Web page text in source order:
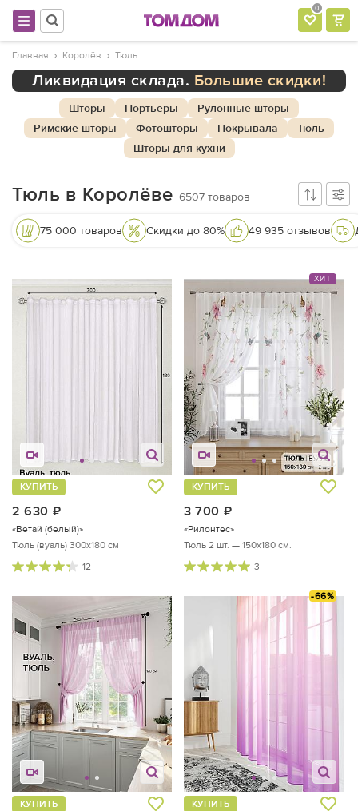
0
Главная Королёв Тюль
Ликвидация склада. Большие скидки!
Шторы Портьеры
Рулонные шторы
Римские шторы
Фотошторы Покрывала
Тюль
Шторы для кухни
Тюль в Королёве 6507 товаров
75 000 товаров Скидки до 80% 49 935 отзывов
2 630
КУПИТЬ
«Ветай (белый)»
Тюль (вуаль) 300х180 см
12
ХИТ
3 700
КУПИТЬ
«Рилонтес»
Тюль 2 шт. — 150х180 см.
3
КУПИТЬ
-66%
КУПИТЬ